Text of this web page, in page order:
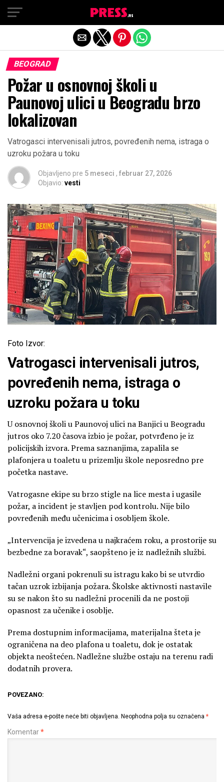
BEOGRAD
Požar u osnovnoj školi u
Paunovoj ulici u Beogradu brzo
lokalizovan
Vatrogasci intervenisali jutros, povređenih nema, istraga o
uzroku požara u toku
Objavljeno pre 5 meseci , februar 27, 2026
Objavio: vesti
Foto Izvor:
Vatrogasci intervenisali jutros,
povređenih nema, istraga o
uzroku požara u toku
U osnovnoj školi u Paunovoj ulici na Banjici u Beogradu
jutros oko 7.20 časova izbio je požar, potvrđeno je iz
policijskih izvora. Prema saznanjima, zapalila se
plafonjera u toaletu u prizemlju škole neposredno pre
početka nastave.
Vatrogasne ekipe su brzo stigle na lice mesta i ugasile
požar, a incident je stavljen pod kontrolu. Nije bilo
povređenih među učenicima i osobljem škole.
„Intervencija je izvedena u najkraćem roku, a prostorije su
bezbedne za boravak“, saopšteno je iz nadležnih službi.
Nadležni organi pokrenuli su istragu kako bi se utvrdio
tačan uzrok izbijanja požara. Školske aktivnosti nastavile
su se nakon što su nadležni procenili da ne postoji
opasnost za učenike i osoblje.
Prema dostupnim informacijama, materijalna šteta je
ograničena na deo plafona u toaletu, dok je ostatak
objekta neoštećen. Nadležne službe ostaju na terenu radi
dodatnih provera.
POVEZANO:
Vaša adresa e-pošte neće biti objavljena. Neophodna polja su označena *
Komentar*
Exit mobile version